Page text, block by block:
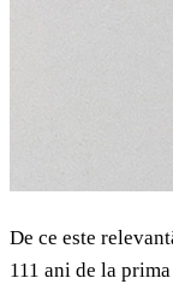
De ce este
111 ani de la